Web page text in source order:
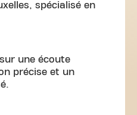
spécialisé en
une écoute
précise et un